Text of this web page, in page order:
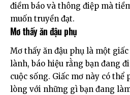
điềm báo và thông điệp mà
muốn truyền đạt.
Mơ thấy ăn đậu phụ
Mơ thấy ăn đậu phụ là một
lành, báo hiệu rằng bạn đang
cuộc sống. Giấc mơ này có thể
lòng với những gì bạn đang